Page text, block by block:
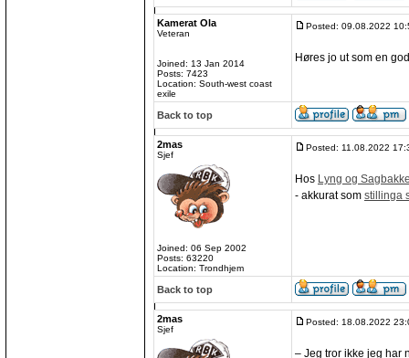
Kamerat Ola
Veteran
Joined: 13 Jan 2014
Posts: 7423
Location: South-west coast
exile
Posted: 09.08.2022
Høres jo ut som en
Back to top
2mas
Sjef
Joined: 06 Sep 2002
Posts: 63220
Location: Trondhjem
Posted: 11.08.2022
Hos Lyng og
- akkurat som stillinga
Back to top
2mas
Sjef
Posted: 18.08.2022
– Jeg tror ikke jeg har